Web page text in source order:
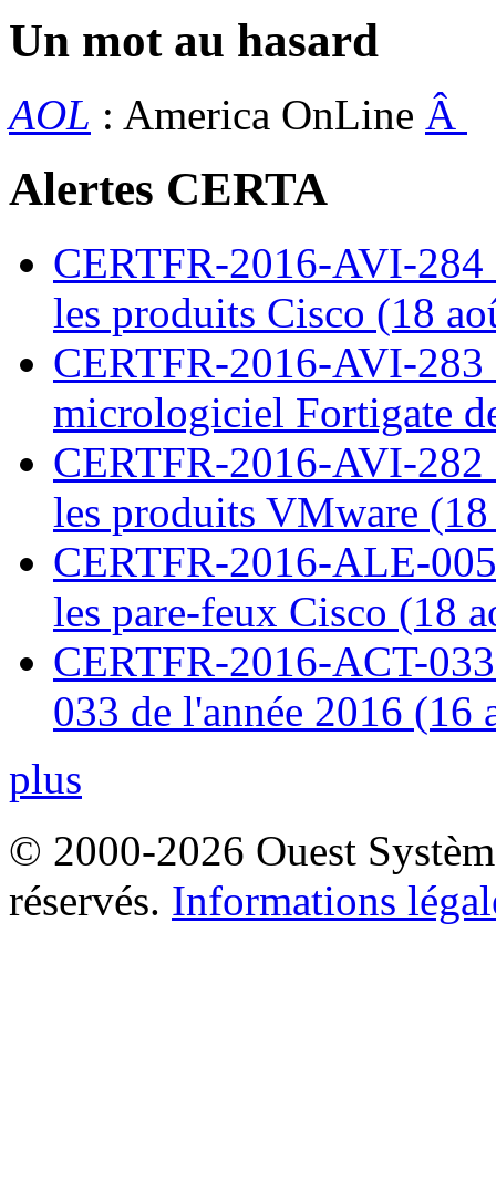
Un mot au hasard
AOL : America OnLine Â
Alertes CERTA
CERTFR-2016-AVI-
les produits Cisco (18
CERTFR-2016-AVI-
micrologiciel Fortigate
CERTFR-2016-AVI-
les produits VMware
CERTFR-2016-ALE-
les pare-feux Cisco (18
CERTFR-2016-ACT-
033 de l'année 2016 (16
plus
© 2000-2026 Ouest
réservés. Informations